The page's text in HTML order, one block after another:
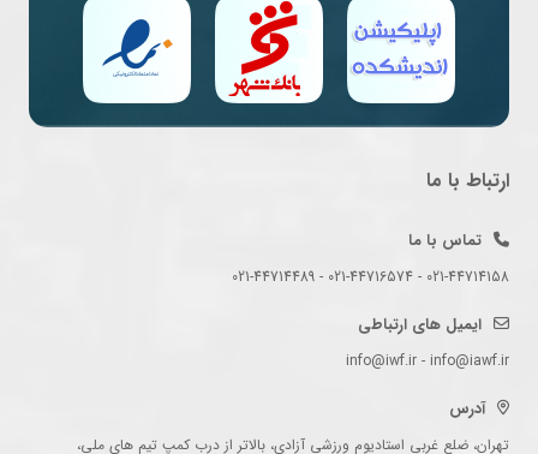
ارتباط با ما
تماس با ما
021-44714158 - 021-44716574 - 021-44714489
ایمیل های ارتباطی
info@iwf.ir - info@iawf.ir
آدرس
تهران، ضلع غربی استادیوم ورزشی آزادی، بالاتر از درب کمپ تیم های ملی،